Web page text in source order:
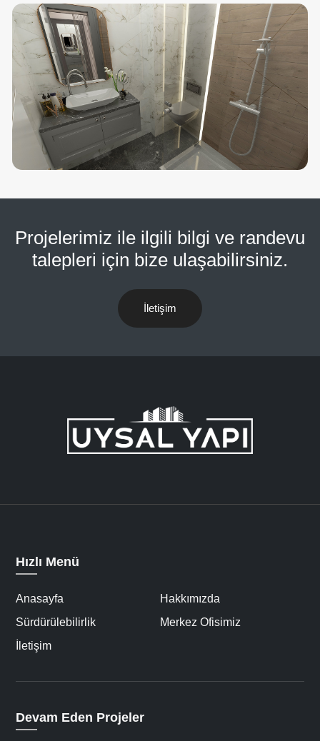
Projelerimiz ile ilgili bilgi ve randevu
talepleri için bize ulaşabilirsiniz.
İletişim
Hızlı Menü
Anasayfa
Hakkımızda
Sürdürülebilirlik
Merkez Ofisimiz
İletişim
Devam Eden Projeler